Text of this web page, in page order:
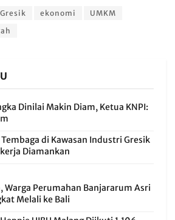
ekonomi
UMKM
Dinilai Makin Diam, Ketua KNPI:
di Kawasan Industri Gresik
Diamankan
Warga Perumahan Banjararum Asri
Melali ke Bali